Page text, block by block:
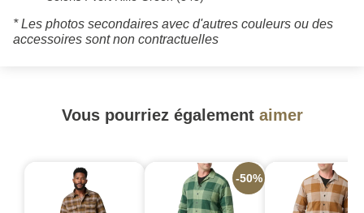
* Les photos secondaires avec d'autres couleurs ou des
accessoires sont non contractuelles
Vous pourriez également aimer
-50%